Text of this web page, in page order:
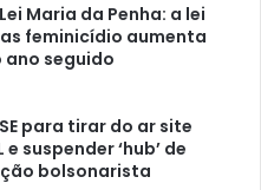
Maria da Penha: a lei
feminicídio aumenta
seguido
para tirar do ar site
suspender ‘hub’ de
bolsonarista